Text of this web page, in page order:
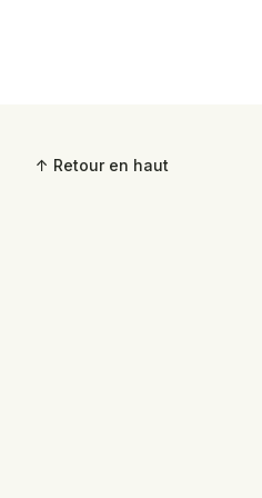
↑ Retour en haut